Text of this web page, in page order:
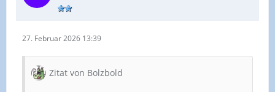
27. Februar 2026 13:39
Zitat von Bolzbold